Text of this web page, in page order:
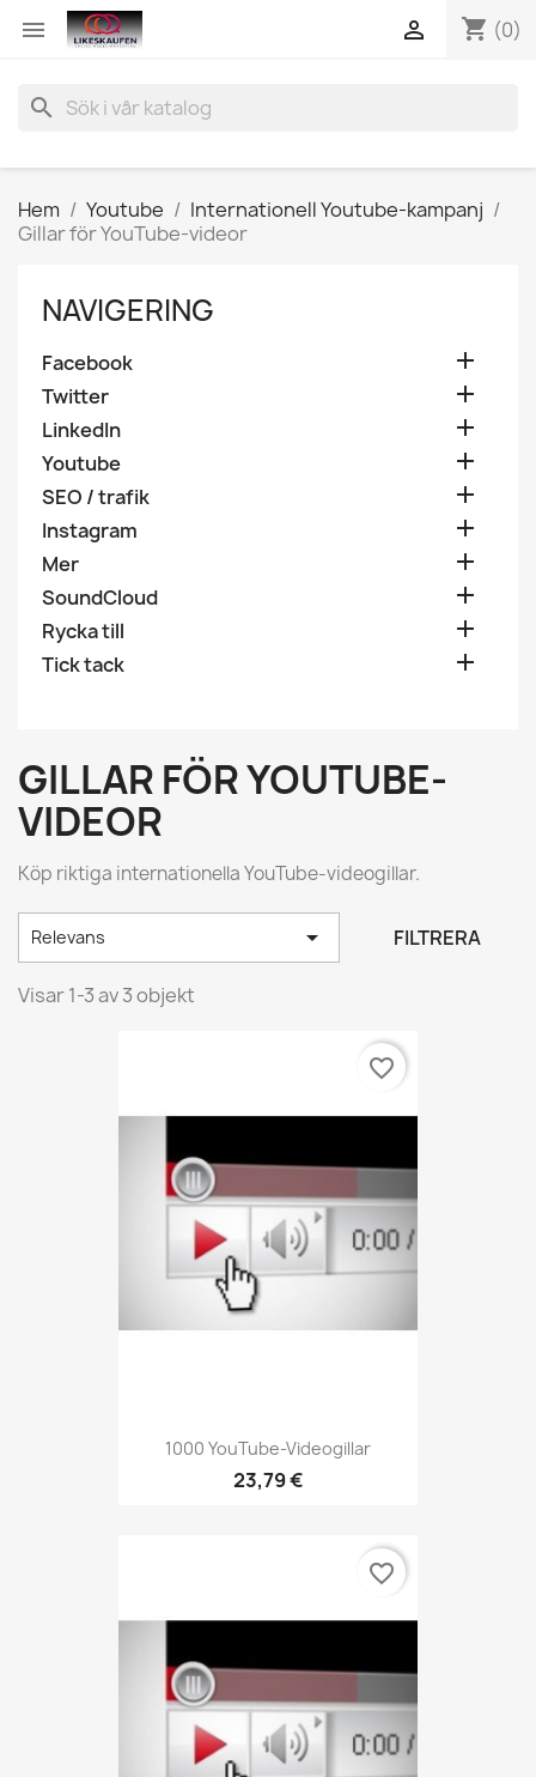
 shopping_cart (0)

search
Hem Youtube
Internationell Youtube-kampanj
Gillar för YouTube-videor
NAVIGERING
Facebook 
Twitter 
LinkedIn 
Youtube 
SEO / trafik 
Instagram 
Mer 
SoundCloud 
Rycka till 
Tick tack 
GILLAR FÖR YOUTUBE-
VIDEOR
Köp riktiga internationella YouTube-videogillar.
Relevans  FILTRERA
Visar 1-3 av 3 objekt
1000 YouTube-Videogillar
23,79 €
favorite_border
favorite_border